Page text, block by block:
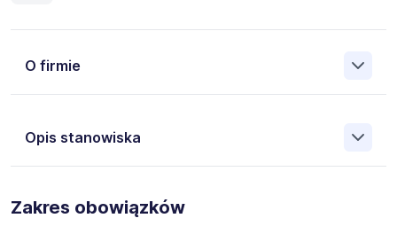
O firmie
Opis stanowiska
Pośrednictwa Pracy i Doradztwa Personalnego Work &
Profit jest obecnie jedną z największych niezależnych
Zakres obowiązków